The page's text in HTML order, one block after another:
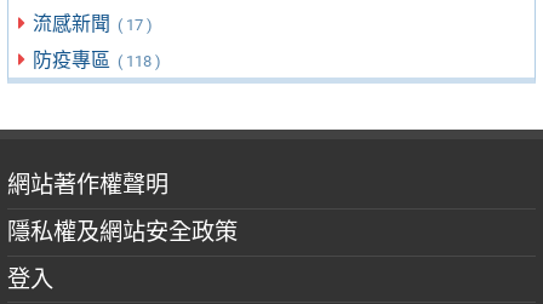
流感新聞 ( 17 )
防疫專區 ( 118 )
網站著作權聲明
隱私權及網站安全政策
登入